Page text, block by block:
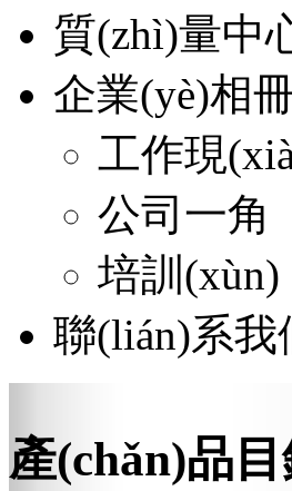
質(zhì)量中
企業(yè)相
工作現
公司一角
培訓(xùn)
聯(lián)系我
產(chǎn)品